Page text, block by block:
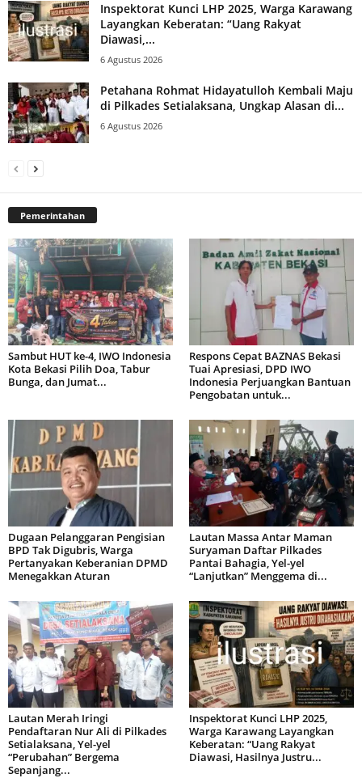
Inspektorat Kunci LHP 2025, Warga Karawang
Layangkan Keberatan: “Uang Rakyat
Diawasi,...
6 Agustus 2026
Petahana Rohmat Hidayatulloh Kembali Maju
di Pilkades Setialaksana, Ungkap Alasan di...
6 Agustus 2026
Pemerintahan
Sambut HUT ke-4, IWO Indonesia
Kota Bekasi Pilih Doa, Tabur
Bunga, dan Jumat...
Respons Cepat BAZNAS Bekasi
Tuai Apresiasi, DPD IWO
Indonesia Perjuangkan Bantuan
Pengobatan untuk...
Dugaan Pelanggaran Pengisian
BPD Tak Digubris, Warga
Pertanyakan Keberanian DPMD
Menegakkan Aturan
Lautan Massa Antar Maman
Suryaman Daftar Pilkades
Pantai Bahagia, Yel-yel
“Lanjutkan” Menggema di...
Lautan Merah Iringi
Pendaftaran Nur Ali di Pilkades
Setialaksana, Yel-yel
“Perubahan” Bergema
Sepanjang...
Inspektorat Kunci LHP 2025,
Warga Karawang Layangkan
Keberatan: “Uang Rakyat
Diawasi, Hasilnya Justru...